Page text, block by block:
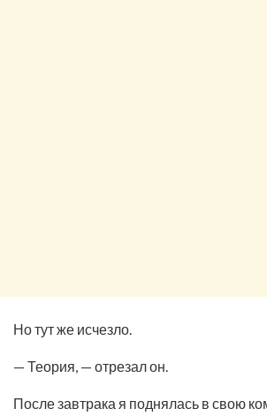
Но тут же исчезло.
— Теория, — отрезал он.
После завтрака я поднялась в свою